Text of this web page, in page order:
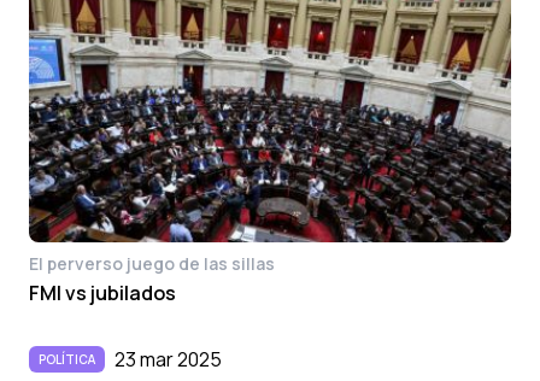
El perverso juego de las sillas
FMI vs jubilados
POLÍTICA 23 mar 2025